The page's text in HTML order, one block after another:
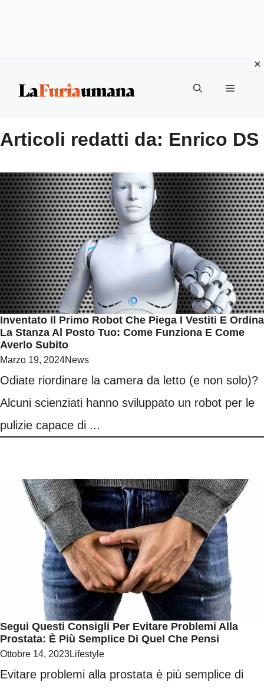
Menu
Articoli redatti da: Enrico DS
Inventato Il Primo Robot Che Piega I Vestiti E Ordina
La Stanza Al Posto Tuo: Come Funziona E Come
Averlo Subito
Marzo 19, 2024News
Odiate riordinare la camera da letto (e non solo)?
Alcuni scienziati hanno sviluppato un robot per le
pulizie capace di ...
Segui Questi Consigli Per Evitare Problemi Alla
Prostata: È Più Semplice Di Quel Che Pensi
Ottobre 14, 2023Lifestyle
Evitare problemi alla prostata è più semplice di